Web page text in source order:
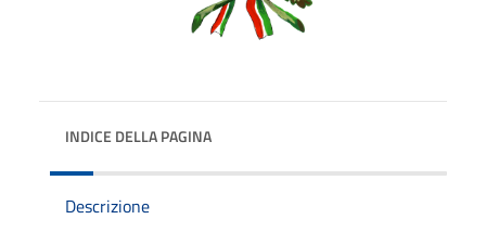
INDICE DELLA PAGINA
Descrizione